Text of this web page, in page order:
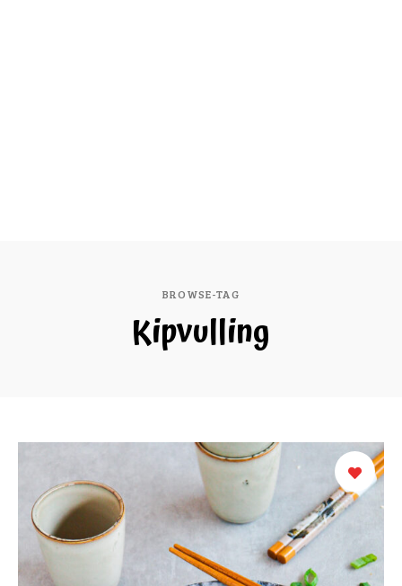
BROWSE-TAG
Kipvulling